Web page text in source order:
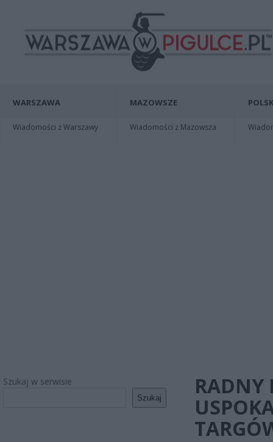
WARSZAWA
Wiadomości z Warszawy
MAZOWSZE
Wiadomości z Mazowsza
Szukaj w serwisie
Szukaj
RADNY